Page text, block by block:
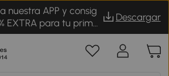
nuestra APP y consig
EXTRA para tu prime
Descargar